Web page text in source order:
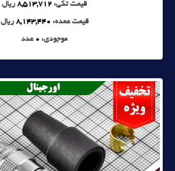
قیمت تکی: 8,513,712 ریال
قیمت عمده: 8,143,440 ریال
موجودی: 0 عدد